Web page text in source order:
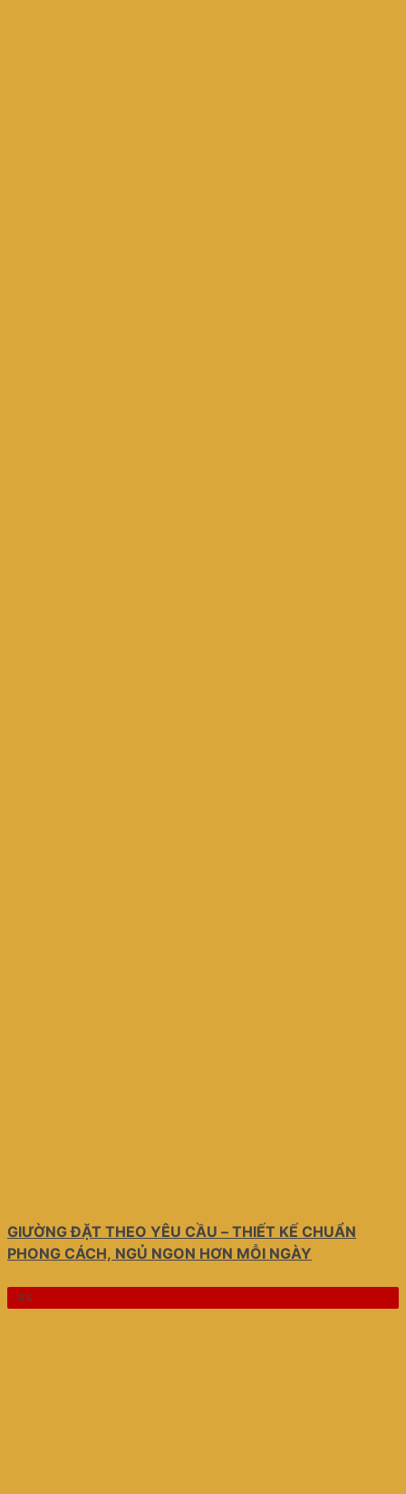
GIƯỜNG ĐẶT THEO YÊU CẦU – THIẾT KẾ CHUẨN
PHONG CÁCH, NGỦ NGON HƠN MỖI NGÀY
-9%